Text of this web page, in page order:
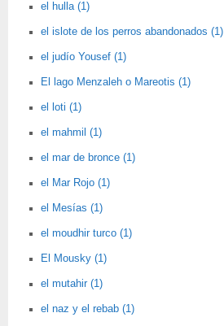
el hulla (1)
el islote de los perros abandonados (1)
el judío Yousef (1)
El lago Menzaleh o Mareotis (1)
el loti (1)
el mahmil (1)
el mar de bronce (1)
el Mar Rojo (1)
el Mesías (1)
el moudhir turco (1)
El Mousky (1)
el mutahir (1)
el naz y el rebab (1)